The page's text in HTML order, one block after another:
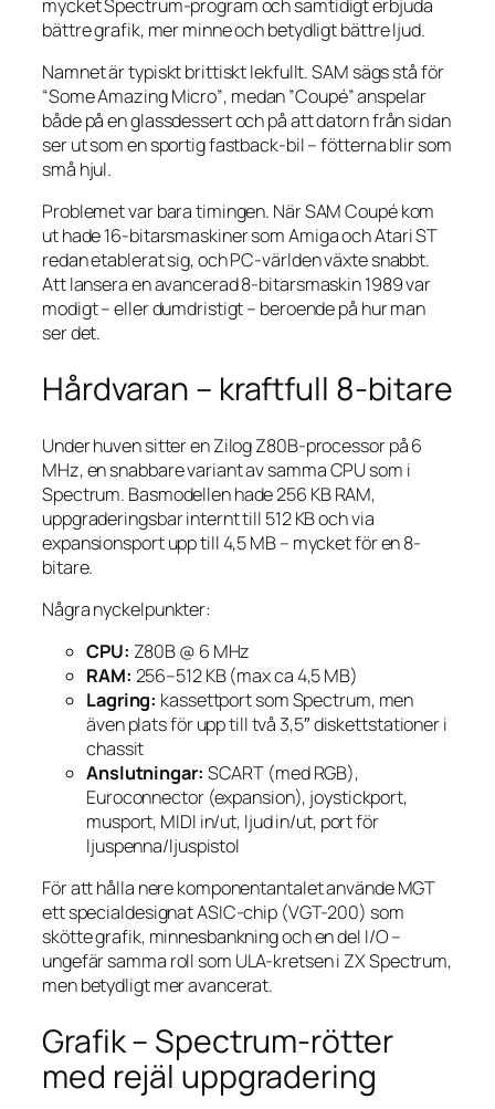
mycket Spectrum-program och samtidigt erbjuda
bättre grafik, mer minne och betydligt bättre ljud.
Namnet är typiskt brittiskt lekfullt. SAM sägs stå för
“Some Amazing Micro”, medan ”Coupé” anspelar
både på en glassdessert och på att datorn från sidan
ser ut som en sportig fastback-bil – fötterna blir som
små hjul.
Problemet var bara timingen. När SAM Coupé kom
ut hade 16-bitarsmaskiner som Amiga och Atari ST
redan etablerat sig, och PC-världen växte snabbt.
Att lansera en avancerad 8-bitarsmaskin 1989 var
modigt – eller dumdristigt – beroende på hur man
ser det.
Hårdvaran – kraftfull 8-bitare
Under huven sitter en Zilog Z80B-processor på 6
MHz, en snabbare variant av samma CPU som i
Spectrum. Basmodellen hade 256 KB RAM,
uppgraderingsbar internt till 512 KB och via
expansionsport upp till 4,5 MB – mycket för en 8-
bitare.
Några nyckelpunkter:
CPU: Z80B @ 6 MHz
RAM: 256–512 KB (max ca 4,5 MB)
Lagring: kassettport som Spectrum, men
även plats för upp till två 3,5″ diskettstationer i
chassit
Anslutningar: SCART (med RGB),
Euroconnector (expansion), joystickport,
musport, MIDI in/ut, ljud in/ut, port för
ljuspenna/ljuspistol
För att hålla nere komponentantalet använde MGT
ett specialdesignat ASIC-chip (VGT-200) som
skötte grafik, minnesbankning och en del I/O –
ungefär samma roll som ULA-kretsen i ZX Spectrum,
men betydligt mer avancerat.
Grafik – Spectrum-rötter
med rejäl uppgradering